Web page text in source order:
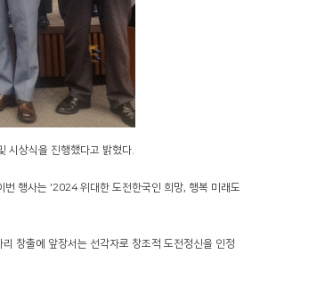
시상식을 진행했다고 밝혔다.
번 행사는 '2024 위대한 도전한국인 희망, 행복 미래도
창출에 앞장서는 선각자로 창조적 도전정신을 인정